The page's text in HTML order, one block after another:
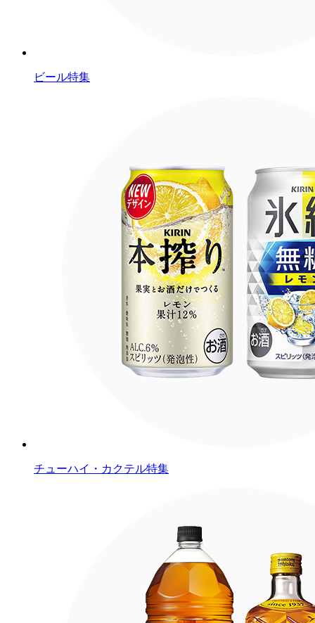
ビール特集
チューハイ・カクテル特集